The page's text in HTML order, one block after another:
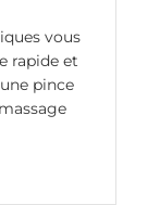
vous
rapide et
pince